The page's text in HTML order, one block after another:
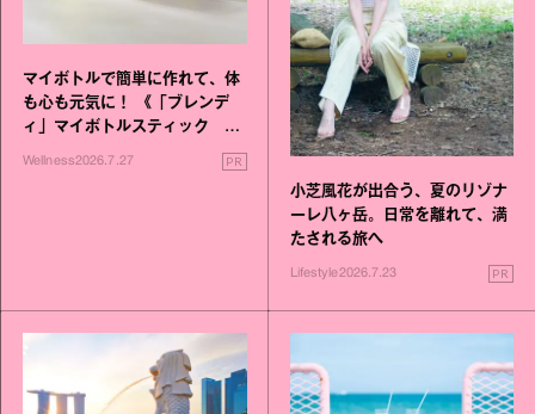
マイボトルで簡単に作れて、体
も心も元気に！ 《「ブレンデ
ィ」マイボトルスティック い
いこと毎日》シリーズが誕生
Wellness2026.7.27 PR
小芝風花が出合う、夏のリゾナ
ーレ八ヶ岳。日常を離れて、満
たされる旅へ
Lifestyle2026.7.23 PR